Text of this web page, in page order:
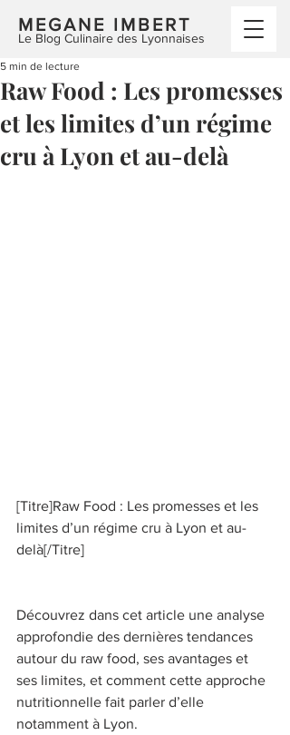
MEGANE IMBERT
Le Blog Culinaire des Lyonnaises
Raw Food : Les promesses
et les limites d’un régime
cru à Lyon et au-delà
5 min de lecture
[Titre]Raw Food : Les promesses et les
limites d’un régime cru à Lyon et au-
delà[/Titre]
Découvrez dans cet article une analyse
approfondie des dernières tendances
autour du raw food, ses avantages et
ses limites, et comment cette approche
nutritionnelle fait parler d’elle
notamment à Lyon.